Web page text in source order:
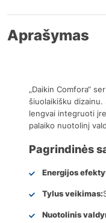
Aprašymas
„Daikin Comfora“
šiuolaikišku
lengvai integruoti
palaiko nuotolinį
Pagrindinės
Energijos
Tylus veikimas:
Nuotolinis